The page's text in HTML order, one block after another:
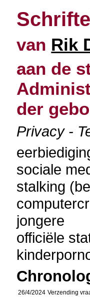
van Rik
aan de
der
Privacy -
sociale
stalking
jongere
officiële
26/4/2024 Verzending